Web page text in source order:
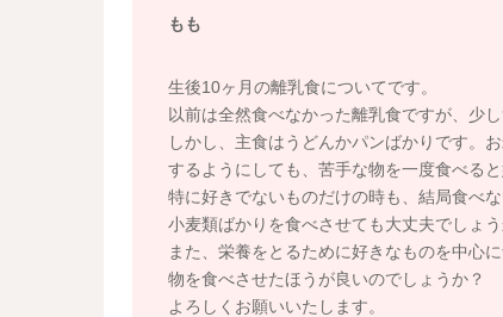
もも
生後10ヶ月の離乳食についてです。
以前は全然食べなかった離乳食ですが、少
しかし、主食はうどんかパンばかりです。
するようにしても、苦手な物を一度食べる
特に好きでないものだけの時も、結局食べ
小麦類ばかりを食べさせても大丈夫でしょう
また、栄養をとるために好きなものを中心
物を食べさせたほうが良いのでしょうか？
よろしくお願いいたします。